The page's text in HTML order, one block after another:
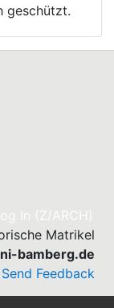
geschützt.
In (Z/ARCH)
Matrikel
bamberg.de
Send Feedback